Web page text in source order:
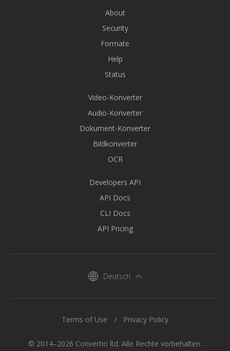
About
Security
Formate
Help
Status
Video-Konverter
Audio-Konverter
Dokument-Konverter
Bildkonverter
OCR
Developers API
API Docs
CLI Docs
API Pricing
Deutsch
© 2014–2026 Convertio ltd. Alle Rechte vorbehalten.
Terms of Use Privacy Policy